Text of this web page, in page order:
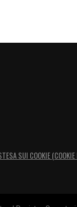
SUI COOKIE